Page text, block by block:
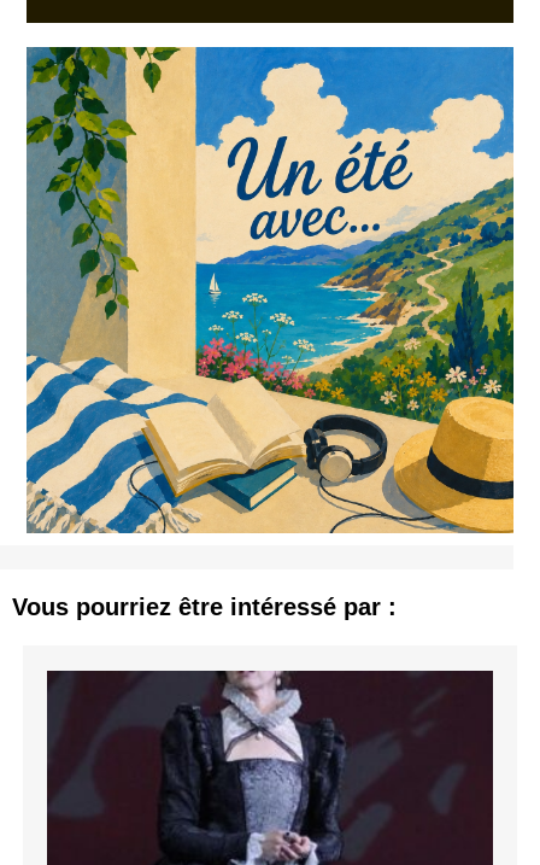
Vous pourriez être intéressé par :